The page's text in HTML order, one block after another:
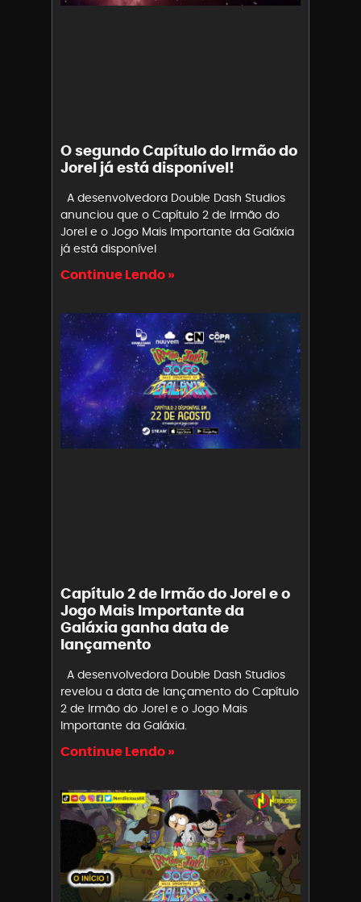
O segundo Capítulo do Irmão do
Jorel já está disponível!
A desenvolvedora Double Dash Studios
anunciou que o Capítulo 2 de Irmão do
Jorel e o Jogo Mais Importante da Galáxia
já está disponível
Continue Lendo »
Capítulo 2 de Irmão do Jorel e o
Jogo Mais Importante da
Galáxia ganha data de
lançamento
A desenvolvedora Double Dash Studios
revelou a data de lançamento do Capítulo
2 de Irmão do Jorel e o Jogo Mais
Importante da Galáxia.
Continue Lendo »